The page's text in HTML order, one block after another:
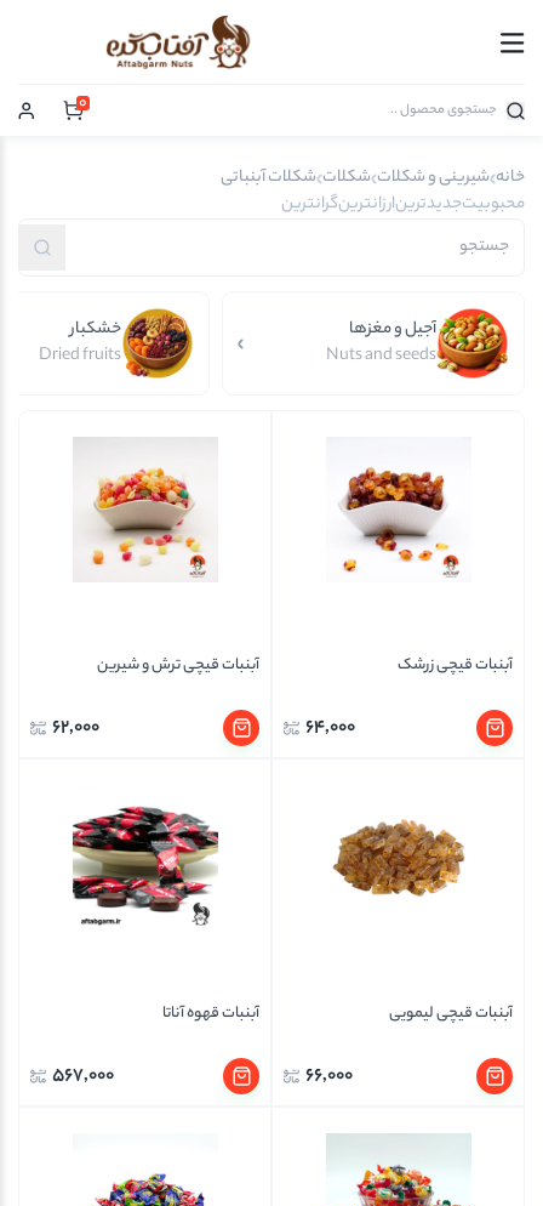
0
خانه شیرینی و شکلات شکلات شکلات آبنباتی
محبوبیتجدیدترینارزانترینگرانترین
آجیل و مغزها
Nuts and seeds
خشکبار
Dried fruits
آبنبات قیچی زرشک
64,000
آبنبات قیچی ترش و شیرین
62,000
آبنبات قیچی لیمویی
66,000
آبنبات قهوه آناتا
567,000